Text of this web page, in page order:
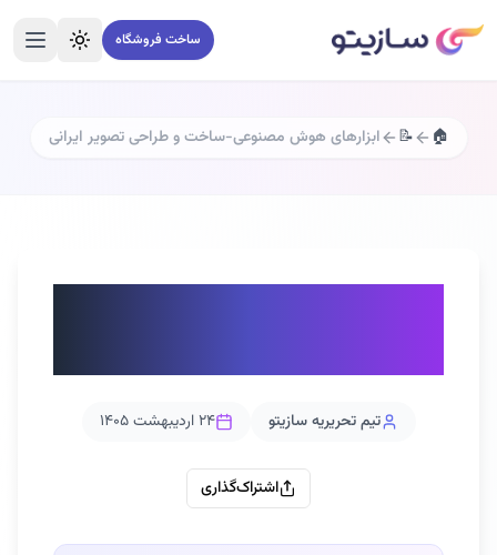
ساخت فروشگاه تغییر تممنو
🏠
📝 ابزارهای هوش مصنوعی-ساخت و طراحی تصویر ایرانی
تیم تحریریه سازیتو ۲۴ اردیبهشت ۱۴۰۵
اشتراک‌گذاری